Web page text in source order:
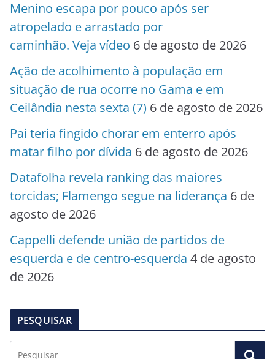
Menino escapa por pouco após ser
atropelado e arrastado por
caminhão. Veja vídeo 6 de agosto de 2026
Ação de acolhimento à população em
situação de rua ocorre no Gama e em
Ceilândia nesta sexta (7) 6 de agosto de 2026
Pai teria fingido chorar em enterro após
matar filho por dívida 6 de agosto de 2026
Datafolha revela ranking das maiores
torcidas; Flamengo segue na liderança 6 de
agosto de 2026
Cappelli defende união de partidos de
esquerda e de centro-esquerda 4 de agosto
de 2026
PESQUISAR